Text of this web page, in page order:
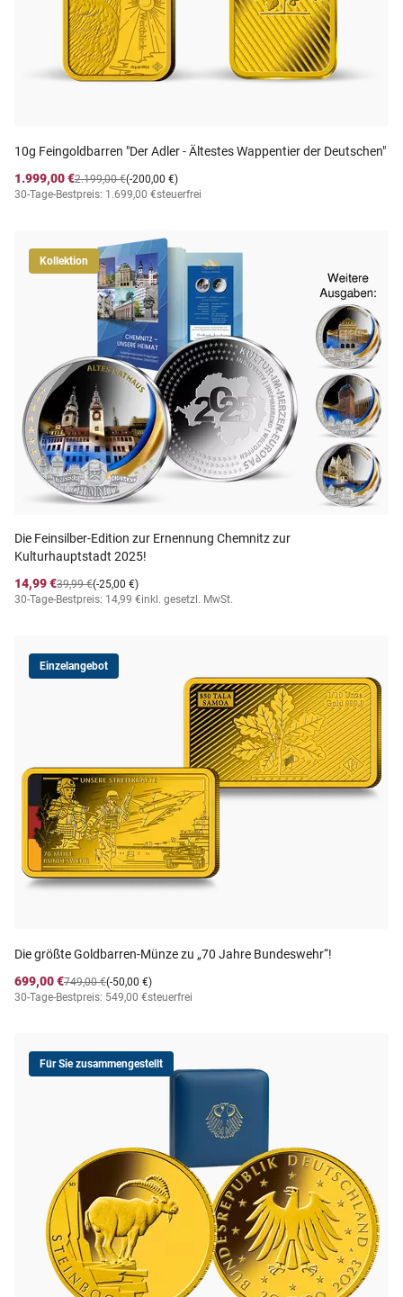
10g Feingoldbarren "Der Adler - Ältestes Wappentier der Deutschen"
1.999,00 €
(-200,00 €)
2.199,00 €
30-Tage-Bestpreis: 1.699,00 €steuerfrei
Kollektion
Die Feinsilber-Edition zur Ernennung Chemnitz zur
Kulturhauptstadt 2025!
14,99 €
(-25,00 €)
39,99 €
30-Tage-Bestpreis: 14,99 €inkl. gesetzl. MwSt.
Einzelangebot
Die größte Goldbarren-Münze zu „70 Jahre Bundeswehr“!
699,00 €
(-50,00 €)
749,00 €
30-Tage-Bestpreis: 549,00 €steuerfrei
Für Sie zusammengestellt